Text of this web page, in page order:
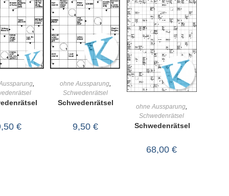
,
€
WARENKORB
ohne Aussparung,
Schwedenrätsel
Schwedenrätsel
9,50 € WARENKORB
ohne Aussparung,
Schwedenrätsel
Schwedenrätsel
68,00€